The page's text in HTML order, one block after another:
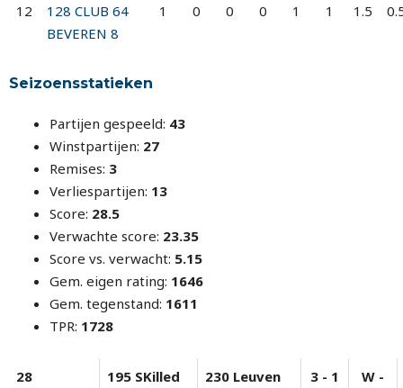
12
128 CLUB 64
BEVEREN 8
1 0 0 0 1 1 1.5
Seizoensstatieken
Partijen gespeeld: 43
Winstpartijen: 27
Remises: 3
Verliespartijen: 13
Score: 28.5
Verwachte score: 23.35
Score vs. verwacht: 5.15
Gem. eigen rating: 1646
Gem. tegenstand: 1611
TPR: 1728
28
195 SKilled
230 Leuven
3 - 1
W -